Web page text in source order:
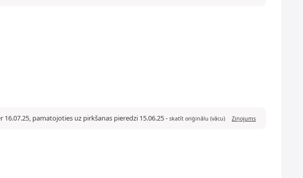
pamatojoties uz pirkšanas pieredzi 15.06.25- skatīt oriģinālu (vācu) Ziņojums